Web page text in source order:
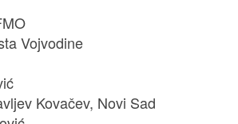
Vojvodine
Kovačev, Novi Sad